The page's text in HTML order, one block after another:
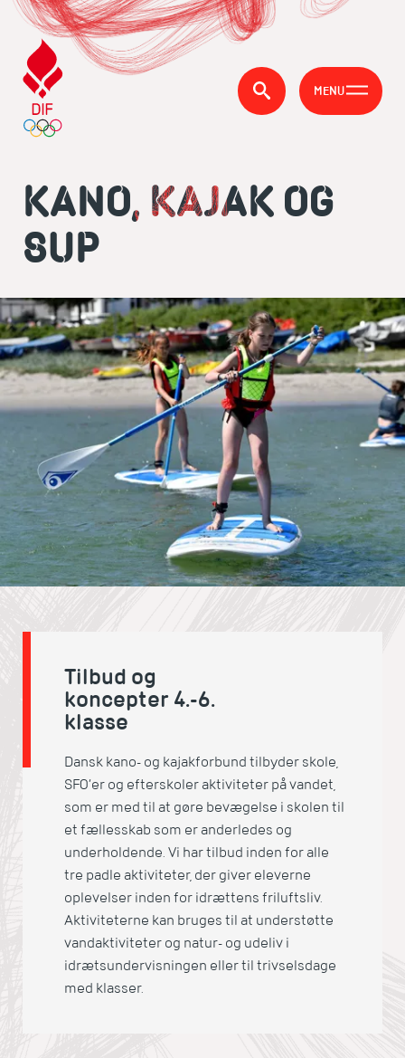
MENU
KANO, KAJAK OG
SUP
Tilbud og
koncepter 4.-6.
klasse
Dansk kano- og kajakforbund tilbyder skole,
SFO’er og efterskoler aktiviteter på vandet,
som er med til at gøre bevægelse i skolen til
et fællesskab som er anderledes og
underholdende. Vi har tilbud inden for alle
tre padle aktiviteter, der giver eleverne
oplevelser inden for idrættens friluftsliv.
Aktiviteterne kan bruges til at understøtte
vandaktiviteter og natur- og udeliv i
idrætsundervisningen eller til trivselsdage
med klasser.